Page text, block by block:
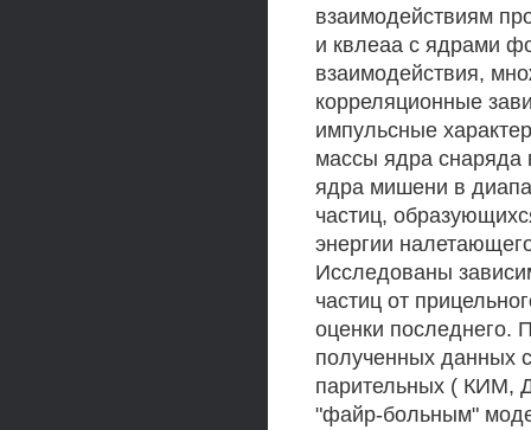
взаимодействиям
и квлеаа с ядрами
взаимодействия,
корреляционные
импульсные
массы ядра снаряда
ядра мишени в
частиц,
энергии
Исследованы
частиц от
оценки последнего.
полученных данных
парительных ( КИМ,
"файр-больным"